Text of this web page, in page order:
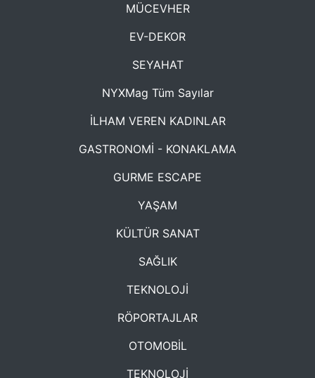
MÜCEVHER
EV-DEKOR
SEYAHAT
NYXMag Tüm Sayılar
İLHAM VEREN KADINLAR
GASTRONOMİ - KONAKLAMA
GURME ESCAPE
YAŞAM
KÜLTÜR SANAT
SAĞLIK
TEKNOLOJİ
RÖPORTAJLAR
OTOMOBİL
TEKNOLOJİ